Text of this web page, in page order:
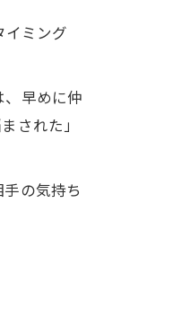
イミング
早めに仲
された」
の気持ち